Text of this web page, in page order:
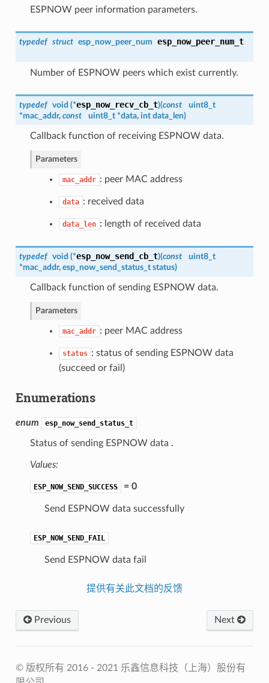
ESPNOW peer information parameters.
typedef struct esp_now_peer_num esp_now_peer_num_t
Number of ESPNOW peers which exist currently.
typedef void (*esp_now_recv_cb_t)(const
uint8_t
*mac_addr, const uint8_t *data, int data_len)
Callback function of receiving ESPNOW data.
Parameters
mac_addr : peer MAC address
data : received data
data_len : length of received data
typedef void (*esp_now_send_cb_t)(const
uint8_t
*mac_addr, esp_now_send_status_tstatus)
Callback function of sending ESPNOW data.
Parameters
mac_addr : peer MAC address
status : status of sending ESPNOW data
(succeed or fail)
Enumerations
enum esp_now_send_status_t
Status of sending ESPNOW data .
Values:
ESP_NOW_SEND_SUCCESS = 0
Send ESPNOW data successfully
ESP_NOW_SEND_FAIL
Send ESPNOW data fail
提供有关此文档的反馈
Next
Previous
© 版权所有 2016 - 2021 乐鑫信息科技（上海）股份有